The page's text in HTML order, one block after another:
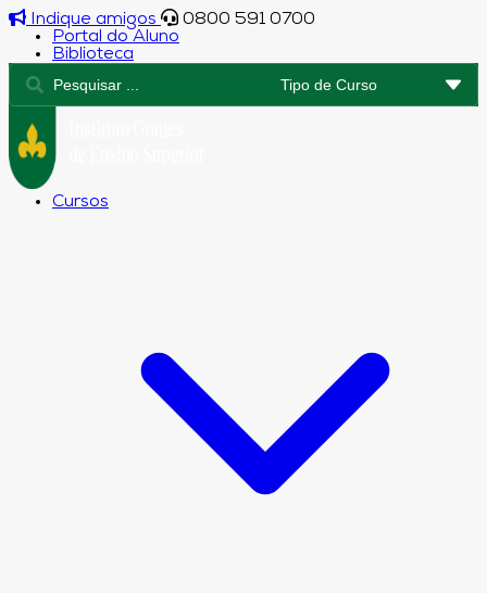
Indique amigos
0800 591 0700
Portal do Aluno
Biblioteca
Cursos